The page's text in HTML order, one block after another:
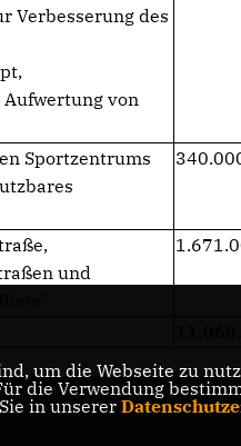
Verbesserung des
von
Sportzentrums
und
um die Webseite zu
die Verwendung
in unserer